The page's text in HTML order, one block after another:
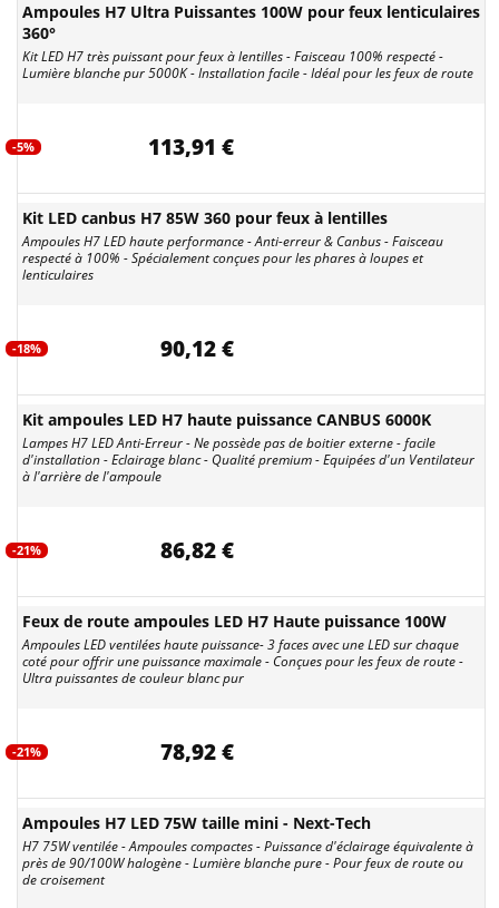
Ampoules H7 Ultra Puissantes 100W pour feux lenticulaires
360°
Kit LED H7 très puissant pour feux à lentilles - Faisceau 100% respecté -
Lumière blanche pur 5000K - Installation facile - Idéal pour les feux de route
-5% 113,91 €
Kit LED canbus H7 85W 360 pour feux à lentilles
Ampoules H7 LED haute performance - Anti-erreur & Canbus - Faisceau
respecté à 100% - Spécialement conçues pour les phares à loupes et
lenticulaires
-18% 90,12 €
Kit ampoules LED H7 haute puissance CANBUS 6000K
Lampes H7 LED Anti-Erreur - Ne possède pas de boitier externe - facile
d'installation - Eclairage blanc - Qualité premium - Equipées d'un Ventilateur
à l'arrière de l'ampoule
-21% 86,82 €
Feux de route ampoules LED H7 Haute puissance 100W
Ampoules LED ventilées haute puissance- 3 faces avec une LED sur chaque
coté pour offrir une puissance maximale - Conçues pour les feux de route -
Ultra puissantes de couleur blanc pur
-21% 78,92 €
Ampoules H7 LED 75W taille mini - Next-Tech
H7 75W ventilée - Ampoules compactes - Puissance d'éclairage équivalente à
près de 90/100W halogène - Lumière blanche pure - Pour feux de route ou
de croisement